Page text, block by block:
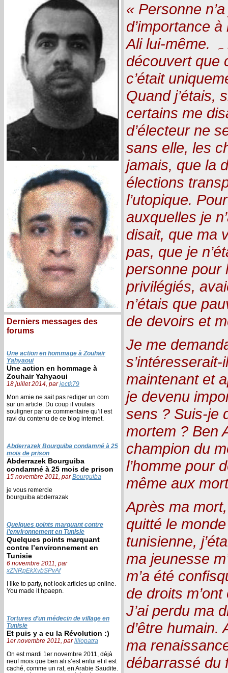
Derniers messages des
forums
Une action en hommage à Zouhair
Yahyaoui
Une action en hommage à
Zouhair Yahyaoui
18 juillet 2014, parjectk79
Mon amie ne sait pas rediger un com
sur un article. Du coup il voulais
souligner par ce commentaire qu’il est
ravi du contenu de ce blog internet.
Abderrazek Bourguiba condamné à 25
mois de prison
Abderrazek Bourguiba
condamné à 25 mois de prison
15 novembre 2011, parBourguiba
je vous remercie
bourguiba abderrazak
Quelques points marquant contre
l’environnement en Tunisie
Quelques points marquant
contre l’environnement en
Tunisie
6 novembre 2011, par
xZNRpEkXvbSPvAf
I like to party, not look articles up online.
You made it hpaepn.
Tortures d’un médecin de village en
Tunisie
Et puis y a eu la Révolution :)
1er novembre 2011, parliliopatra
On est mardi 1er novembre 2011, déjà
neuf mois que ben ali s’est enfui et il est
caché, comme un rat, en Arabie Saudite.
« Personne
d’importance
Ali lui-même. ہ ma grande surprise, j’ai
découvert que
c’était
Quand j’étais,
certains me
d’électeur ne
sans elle, les
jamais, que la
élections
l’utopique.
auxquelles je
disait, que ma
pas, que je
personne pour
privilégiés,
n’étais que
de devoirs et
Je me
maintenant et
je devenu
sens ? Suis-je
mortem ? Ben
champion du
l’homme pour
Après ma mort,
quitté le
tunisienne,
ma jeunesse
m’a été
de droits
J’ai perdu ma
d’être humain.
ma
débarrassé du